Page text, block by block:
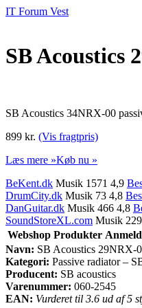
IT Forum Vest
SB Acoustics
SB Acoustics 34NRX-00
899 kr. (Vis fragtpris)
Læs mere »Køb nu »
BeKent.dk Musik 1571 4,9
DrumCity.dk Musik 73 4,8
DanGuitar.dk Musik 466 4,8
SoundStoreXL.com Musik
Webshop Produkter
Navn: SB Acoustics 29NRX-
Kategori: Passive radiator –
Producent: SB acoustics
Varenummer: 060-2545
EAN: Vurderet til 3.6 ud af 5